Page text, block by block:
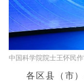
中国科学院院士王怀民作
各区县（市